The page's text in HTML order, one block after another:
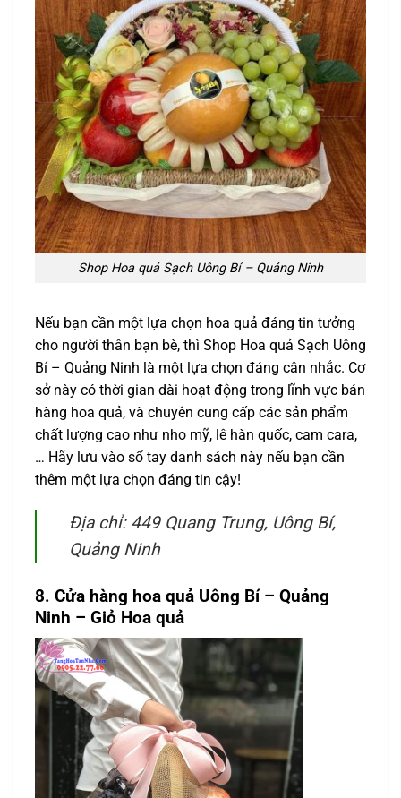
Shop Hoa quả Sạch Uông Bí – Quảng Ninh
Nếu bạn cần một lựa chọn hoa quả đáng tin tưởng
cho người thân bạn bè, thì Shop Hoa quả Sạch Uông
Bí – Quảng Ninh là một lựa chọn đáng cân nhắc. Cơ
sở này có thời gian dài hoạt động trong lĩnh vực bán
hàng hoa quả, và chuyên cung cấp các sản phẩm
chất lượng cao như nho mỹ, lê hàn quốc, cam cara,
… Hãy lưu vào sổ tay danh sách này nếu bạn cần
thêm một lựa chọn đáng tin cậy!
Địa chỉ: 449 Quang Trung, Uông Bí,
Quảng Ninh
8. Cửa hàng hoa quả Uông Bí – Quảng
Ninh – Giỏ Hoa quả